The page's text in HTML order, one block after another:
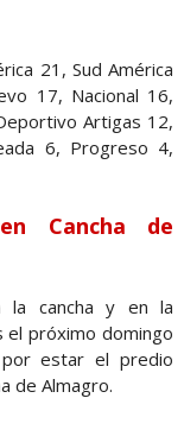
21, Sud América
17, Nacional 16,
Artigas 12,
6, Progreso 4,
Cancha de
la cancha y en la
el próximo domingo
estar el predio
de Almagro.